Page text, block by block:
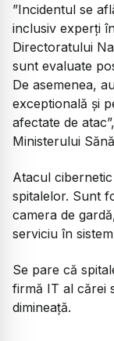
”Incidentul se
inclusiv experți
Directoratului
sunt evaluate
De asemenea,
exceptională și
afectate de
Ministerului
Atacul
spitalelor. Sunt
camera de
serviciu în
Se pare că
firmă IT al cărei
dimineață.